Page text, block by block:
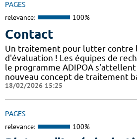
PAGES
relevance: 100%
Contact
Un traitement pour lutter contre
d'évaluation ! Les équipes de
le programme ADIPOA
nouveau concept de traitement
18/02/2026 15:25
PAGES
relevance: 100%